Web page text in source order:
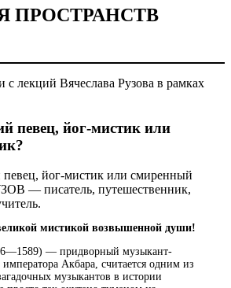
ПРОСТРАНСТВ
с лекций Вячеслава Рузова в рамках
певец, йог-мистик или
мистикой возвышенной души!
— придворный музыкант-
императора Акбара, считается одним из
музыкантов в истории